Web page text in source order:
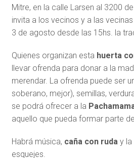
Mitre, en la calle Larsen al 3200 de
invita a los vecinos y a las
3 de agosto desde las 15hs. la
Quienes organizan esta huerta
llevar ofrenda para donar a la
merendar. La ofrenda puede ser
soberano, mejor), semillas,
se podrá ofrecer a la
aquello que pueda formar parte
Habrá música, caña con ruda y
esquejes.